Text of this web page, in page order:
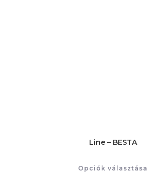
Line – BESTA
Opciók választása